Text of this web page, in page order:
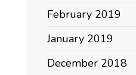
February 2019
January 2019
December 2018